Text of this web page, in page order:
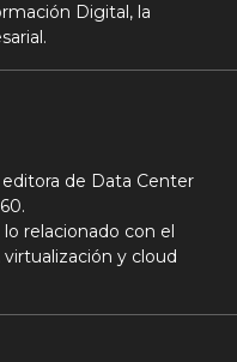
Digital, la
editora de Data Center
relacionado con el
y cloud